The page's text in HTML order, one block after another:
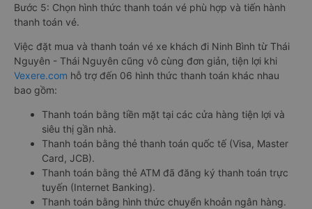
Bước 5: Chọn hình thức thanh toán vé phù hợp và tiến hành
thanh toán vé.
Việc đặt mua và thanh toán vé xe khách đi Ninh Bình từ Thái
Nguyên - Thái Nguyên cũng vô cùng đơn giản, tiện lợi khi
Vexere.com hỗ trợ đến 06 hình thức thanh toán khác nhau
bao gồm:
Thanh toán bằng tiền mặt tại các cửa hàng tiện lợi và
siêu thị gần nhà.
Thanh toán bằng thẻ thanh toán quốc tế (Visa, Master
Card, JCB).
Thanh toán bằng thẻ ATM đã đăng ký thanh toán trực
tuyến (Internet Banking).
Thanh toán bằng hình thức chuyển khoản ngân hàng.